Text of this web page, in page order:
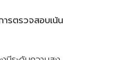
รตรวจสอบเน้น